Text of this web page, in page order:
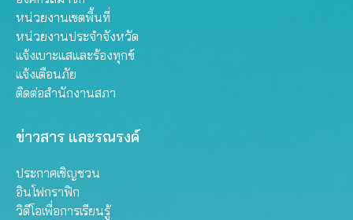
หน่วยงานเขตพื้นที่
หน่วยงานประจำจังหวัด
แจ้งเบาะแสและร้องทุกข์
แจ้งเตือนภัย
ติดต่อสำนักงานสภา
ข่าวสาร และรณรงค์
ประกาศเชิญชวน
อินโฟกราฟิก
วิดีโอเพื่อการเรียนรู้